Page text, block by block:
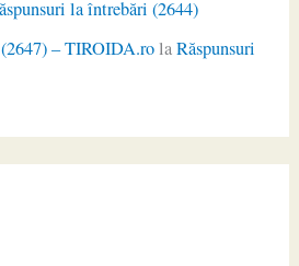
la întrebări (2644)
– TIROIDA.rolaRăspunsuri